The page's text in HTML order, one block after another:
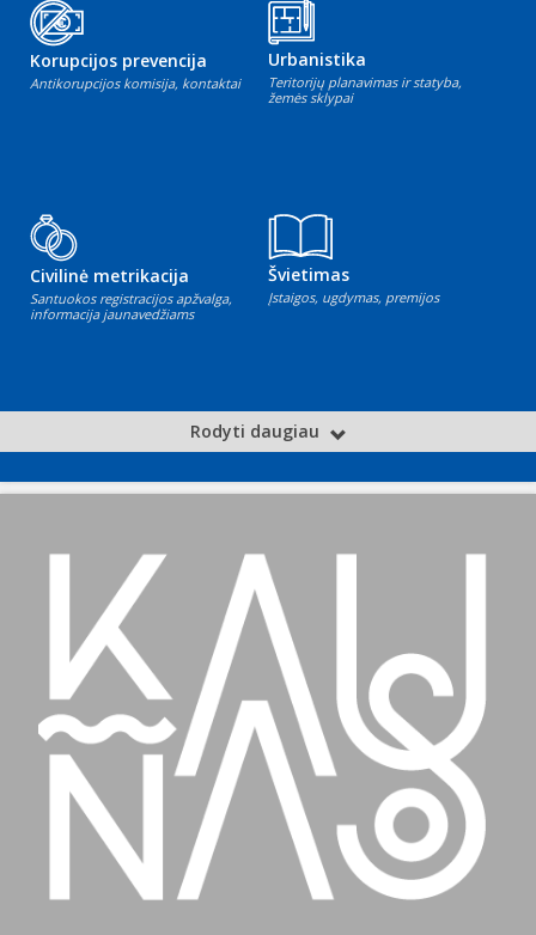
Korupcijos prevencija
Antikorupcijos komisija, kontaktai
Urbanistika
Teritorijų planavimas ir statyba,
žemės sklypai
Civilinė metrikacija
Santuokos registracijos apžvalga,
informacija jaunavedžiams
Švietimas
Įstaigos, ugdymas, premijos
Rodyti daugiau